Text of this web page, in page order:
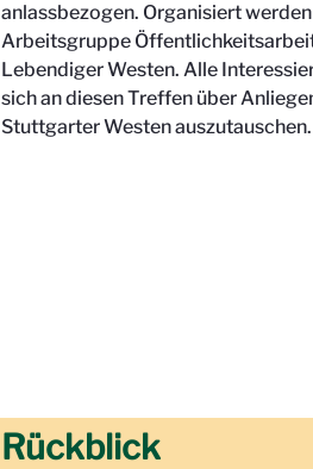
anlassbezogen. Organisiert
Arbeitsgruppe
Lebendiger Westen. Alle
sich an diesen Treffen über
Stuttgarter Westen auszutauschen.
Rückblick